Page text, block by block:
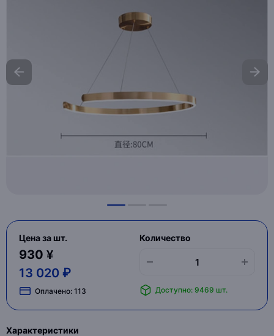
Цена за шт.
930 ¥
13 020 ₽
Оплачено: 113
Количество
Доступно: 9469 шт.
Характеристики